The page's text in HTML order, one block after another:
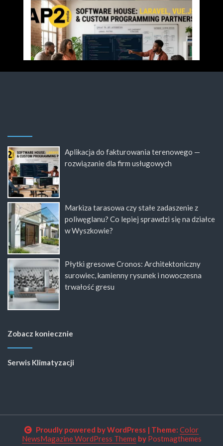
Aplikacja do fakturowania terenowego —
rozwiązanie dla firm usługowych
Markiza tarasowa czy stałe zadaszenie z
poliwęglanu? Co lepiej sprawdzi się na działce
w Wyszkowie?
Płytki gresowe Cronos: Architektoniczny
surowiec, kamienny rysunek i nowoczesna
trwałość gresu
Zobacz koniecznie
Serwis Klimatyzacji
Proudly powered by WordPress | Theme: Color
NewsMagazine WordPress Themeby Postmagthemes